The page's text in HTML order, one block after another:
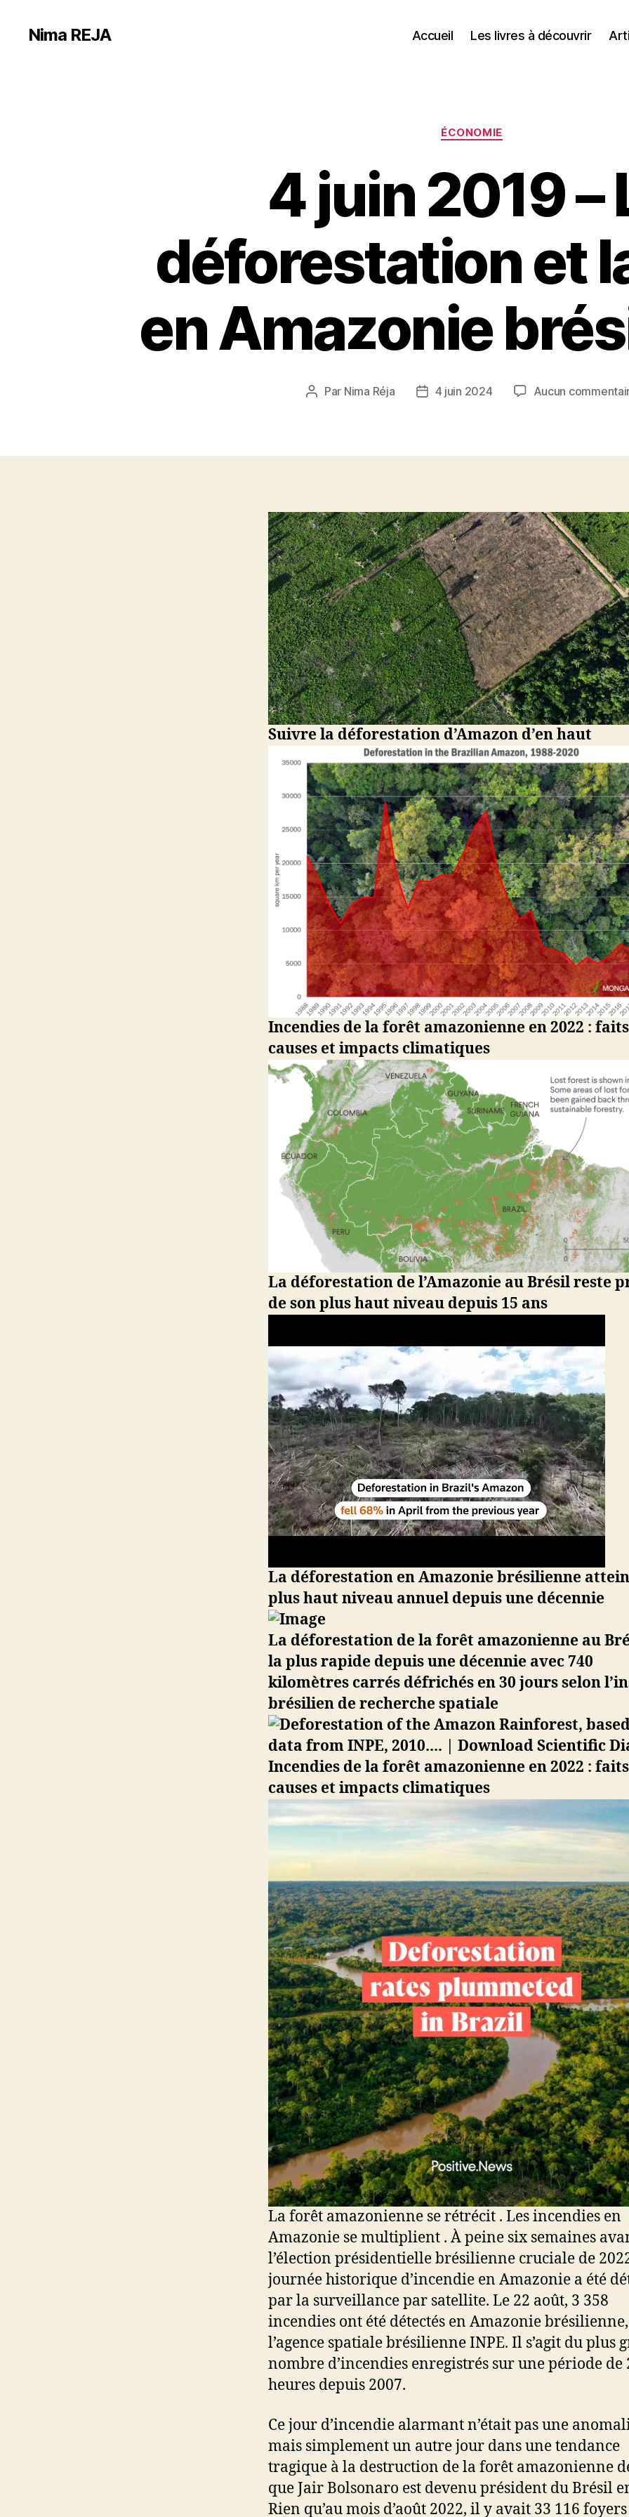
Nima REJA Accueil Les livres à découvrir
Catégories
ÉCONOMIE
4 juin 2019 –
déforestation et
en Amazonie
Auteur
Par Nima Réja
Date4 juin 2024 Aucun
Suivre la déforestation d’Amazon d’en haut
Incendies de la forêt amazonienne en 2022 :
causes et impacts climatiques
La déforestation de l’Amazonie au Brésil reste
de son plus haut niveau depuis 15 ans
La déforestation en Amazonie brésilienne
plus haut niveau annuel depuis une décennie
La déforestation de la forêt amazonienne au
la plus rapide depuis une décennie avec 740
kilomètres carrés défrichés en 30 jours selon
brésilien de recherche spatiale
Incendies de la forêt amazonienne en 2022 :
causes et impacts climatiques
La forêt amazonienne se rétrécit . Les incendies en
Amazonie se multiplient . À peine six semaines
l’élection présidentielle brésilienne cruciale de
journée historique d’incendie en Amazonie a été
par la surveillance par satellite. Le 22 août, 3 358
incendies ont été détectés en Amazonie
l’agence spatiale brésilienne INPE. Il s’agit du plus
nombre d’incendies enregistrés sur une période de
heures depuis 2007.
Ce jour d’incendie alarmant n’était pas une
mais simplement un autre jour dans une tendance
tragique à la destruction de la forêt amazonienne
que Jair Bolsonaro est devenu président du Brésil
Rien qu’au mois d’août 2022, il y avait 33 116 foyers